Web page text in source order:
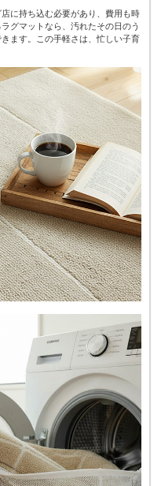
に持ち込む必要があり、費用も時
グマットなら、汚れたその日のう
ます。この手軽さは、忙しい子育